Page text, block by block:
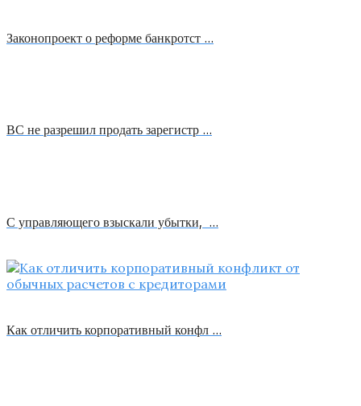
Законопроект о реформе банкротст …
ВС не разрешил продать зарегистр …
С управляющего взыскали убытки, …
Как отличить корпоративный конфл …